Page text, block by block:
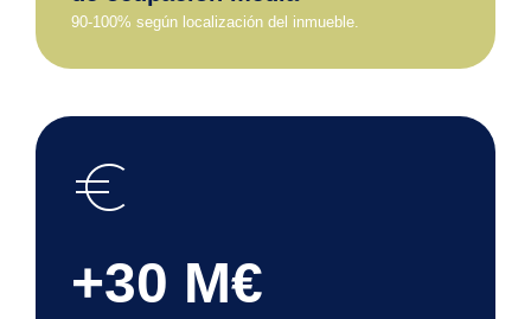
90-100% según localización del inmueble.
euro
+30 M€